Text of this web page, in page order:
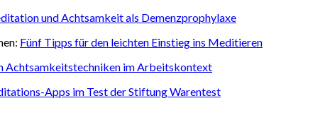
und Achtsamkeit als Demenzprophylaxe
Fünf Tipps für den leichten Einstieg ins Meditieren
Achtsamkeitstechniken im Arbeitskontext
Apps im Test der Stiftung Warentest